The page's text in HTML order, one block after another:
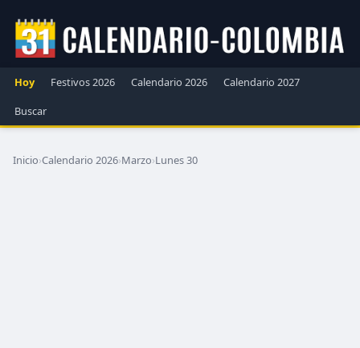
Hoy Festivos 2026 Calendario 2026
Calendario 2027
Buscar
Inicio›Calendario 2026›Marzo›Lunes 30